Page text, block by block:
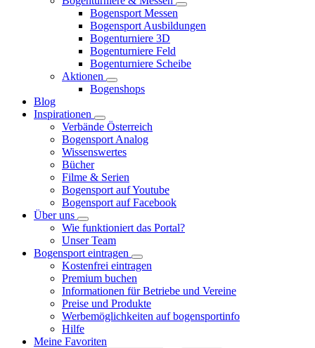
Bogensport Messen
Bogensport Ausbildungen
Bogenturniere 3D
Bogenturniere Feld
Bogenturniere Scheibe
Aktionen
Bogenshops
Blog
Inspirationen
Verbände Österreich
Bogensport Analog
Wissenswertes
Bücher
Filme & Serien
Bogensport auf Youtube
Bogensport auf Facebook
Über uns
Wie funktioniert das Portal?
Unser Team
Bogensport eintragen
Kostenfrei eintragen
Premium buchen
Informationen für Betriebe und Vereine
Preise und Produkte
Werbemöglichkeiten auf bogensportinfo
Hilfe
Meine Favoriten